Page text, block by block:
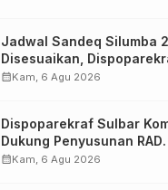
Jadwal Sandeq Silumba
Disesuaikan,
Pastikan Persiapan Tetap
calendar_monthKam, 6 Agu 2026
Dispoparekraf Sulbar
Dukung Penyusunan RAD
TPB/SDGs Sulawesi Barat
calendar_monthKam, 6 Agu 2026